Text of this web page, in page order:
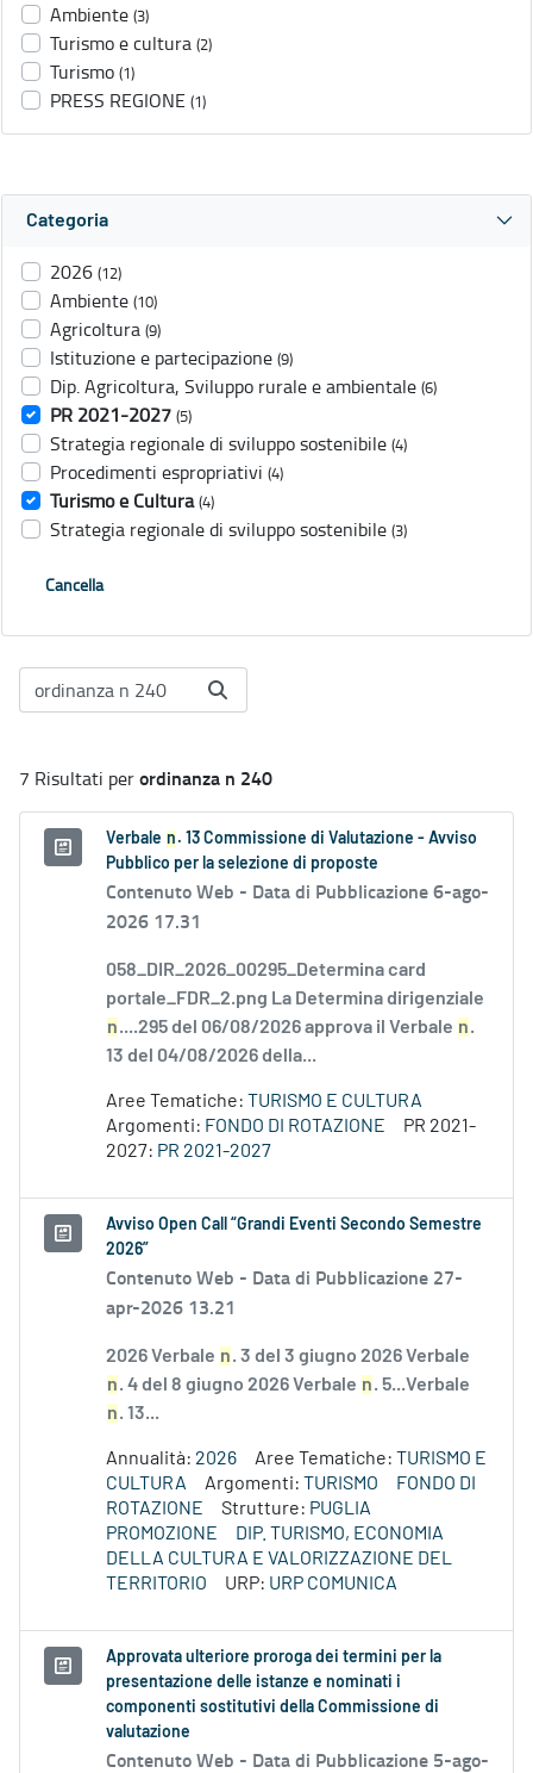
Ambiente (3)
Turismo e cultura (2)
Turismo (1)
PRESS REGIONE (1)
Categoria
2026 (12)
Ambiente (10)
Agricoltura (9)
Istituzione e partecipazione (9)
Dip. Agricoltura, Sviluppo rurale e ambientale (6)
PR 2021-2027 (5)
Strategia regionale di sviluppo sostenibile (4)
Procedimenti espropriativi (4)
Turismo e Cultura (4)
Strategia regionale di sviluppo sostenibile (3)
Cancella
7 Risultati perordinanza n 240
Verbale n . 13 Commissione di Valutazione - Avviso
Pubblico per la selezione di proposte
Contenuto Web - Data di Pubblicazione 6-ago-
2026 17.31
058_DIR_2026_00295_Determina card
portale_FDR_2.png La Determina dirigenziale
n....295 del 06/08/2026 approva il Verbale n.
13 del 04/08/2026 della...
Aree Tematiche: TURISMO E CULTURA
Argomenti: FONDO DI ROTAZIONE
PR 2021-
2027: PR 2021-2027
Avviso Open Call “Grandi Eventi Secondo Semestre
2026”
Contenuto Web - Data di Pubblicazione 27-
apr-2026 13.21
2026 Verbale n. 3 del 3 giugno 2026 Verbale
n. 4 del 8 giugno 2026 Verbale n. 5...Verbale
n. 13...
Annualità: 2026 Aree Tematiche: TURISMO E
CULTURA
Argomenti: TURISMO
FONDO DI
ROTAZIONE
Strutture: PUGLIA
PROMOZIONE
DIP. TURISMO, ECONOMIA
DELLA CULTURA E VALORIZZAZIONE DEL
TERRITORIO
URP: URP COMUNICA
Approvata ulteriore proroga dei termini per la
presentazione delle istanze e nominati i
componenti sostitutivi della Commissione di
valutazione
Contenuto Web - Data di Pubblicazione 5-ago-